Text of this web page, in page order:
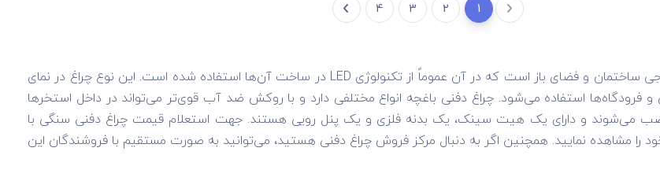
1
2
3
4
چراغ دفنی یا چراغ پارکتی و سنگی نوعی چراغ مناسب برای محیط‌های خارجی ساختمان و فضای باز است که در آن عموماً از تکنولوژی LED در ساخت آن‌ها استفاده شده است. این نوع چراغ در نمای
و فرودگاه‌ها استفاده می‌شود. چراغ دفنی باغچه انواع مختلفی دارد و با روکش ضد آب قوی‌تر می‌تواند در داخل استخرها
نصب می‌شوند و دارای یک هیت سینک، یک بدنه فلزی و یک پنل رویی هستند. جهت استعلام قیمت چراغ دفنی سنگی با
را مشاهده نمایید. همچنین اگر به دنبال مرکز فروش چراغ دفنی هستید، می‌توانید به صورت مستقیم با فروشندگان این